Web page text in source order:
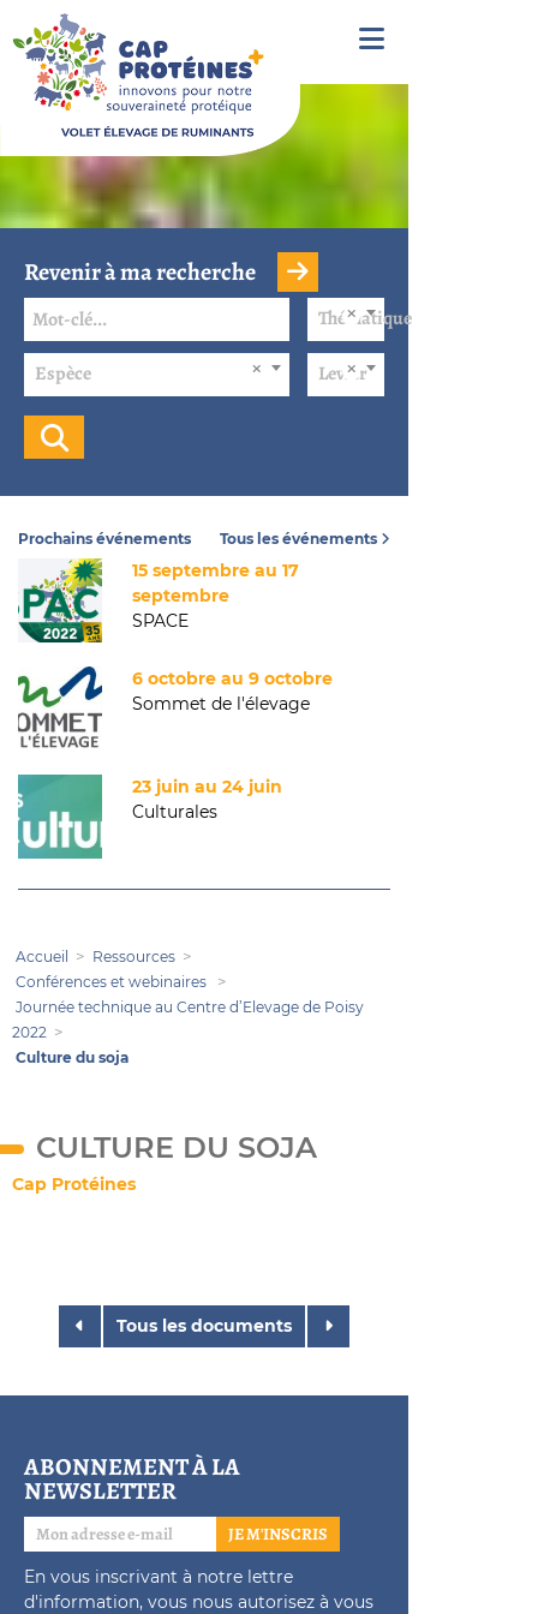
Revenir à ma recherche
Thématique
Espèce Levier
Prochains événements
15 septembre au 17
septembre
SPACE
6 octobre au 9 octobre
Sommet de l'élevage
23 juin au 24 juin
Culturales
Tous les événements
Accueil
Ressources
Conférences et webinaires
Journée technique au Centre d’Elevage de Poisy
2022
Culture du soja
CULTURE DU SOJA
Cap Protéines
Tous les documents
ABONNEMENT À LA
NEWSLETTER
JE M'INSCRIS
En vous inscrivant à notre lettre
d'information, vous nous autorisez à vous